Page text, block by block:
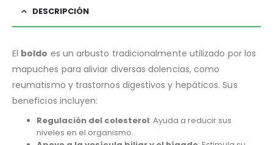
DESCRIPCIÓN
El boldo es un arbusto tradicionalmente utilizado por los
mapuches para aliviar diversas dolencias, como
reumatismo y trastornos digestivos y hepáticos. Sus
beneficios incluyen:
Regulación del colesterol: Ayuda a reducir sus
niveles en el organismo.